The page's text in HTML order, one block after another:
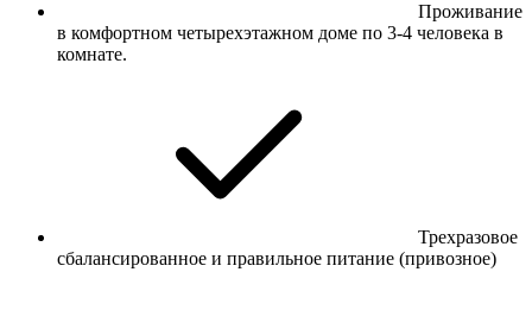
Проживание
в комфортном четырехэтажном доме по 3-4 человека в
комнате.
Трехразовое
сбалансированное и правильное питание (привозное)